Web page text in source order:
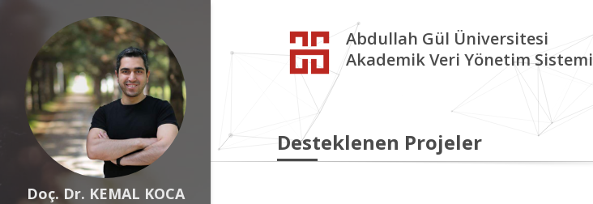
Doç. Dr. KEMAL KOCA
Abdullah Gül Üniversitesi
Akademik Veri Yönetim Sistemi
Desteklenen Projeler